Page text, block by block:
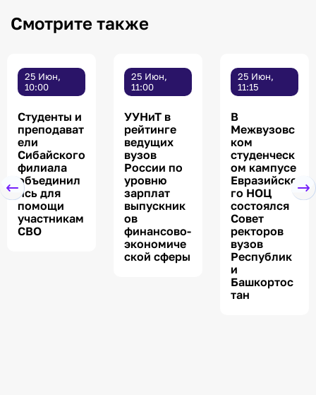
Смотрите также
25 Июн,
10:00
Студенты и
преподават
ели
Сибайского
филиала
объединил
ись для
помощи
участникам
СВО
25 Июн,
11:00
УУНиТ в
рейтинге
ведущих
вузов
России по
уровню
зарплат
выпускник
ов
финансово-
экономиче
ской сферы
25 Июн,
11:15
В
Межвузовс
ком
студенческ
ом кампусе
Евразийско
го НОЦ
состоялся
Совет
ректоров
вузов
Республик
и
Башкортос
тан